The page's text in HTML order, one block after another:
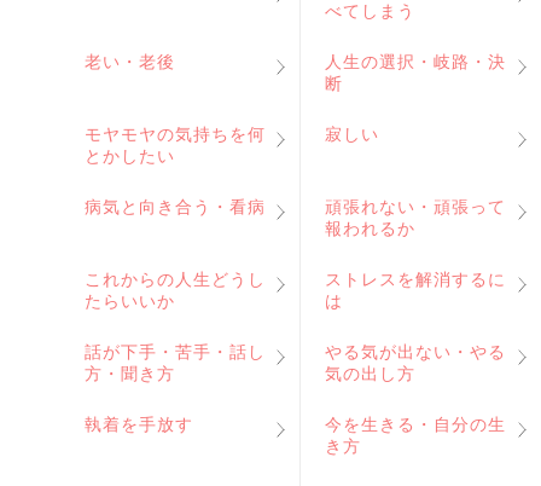
べてしまう
老い・老後
人生の選択・岐路・決
断
モヤモヤの気持ちを何
とかしたい
寂しい
病気と向き合う・看病
頑張れない・頑張って
報われるか
これからの人生どうし
たらいいか
ストレスを解消するに
は
話が下手・苦手・話し
方・聞き方
やる気が出ない・やる
気の出し方
執着を手放す
今を生きる・自分の生
き方